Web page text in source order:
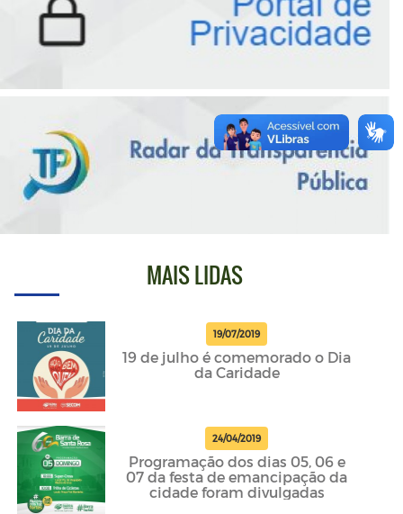
MAIS LIDAS
19/07/2019
19 de julho é comemorado o Dia
da Caridade
24/04/2019
Programação dos dias 05, 06 e
07 da festa de emancipação da
cidade foram divulgadas